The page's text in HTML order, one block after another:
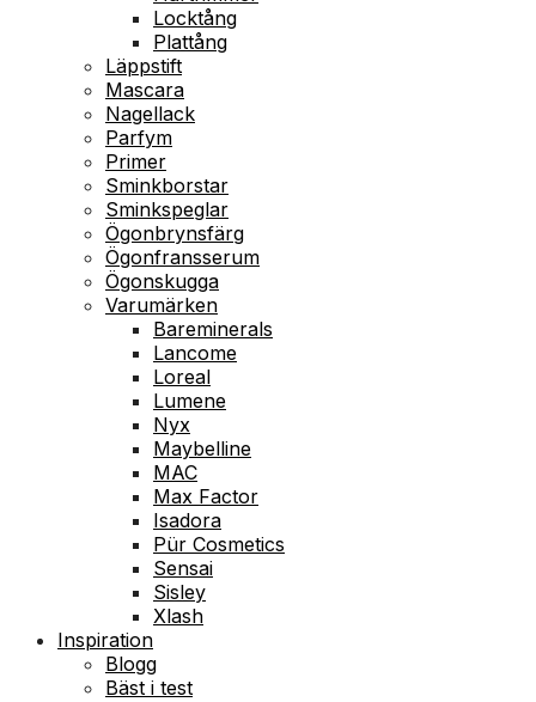
Locktång
Plattång
Läppstift
Mascara
Nagellack
Parfym
Primer
Sminkborstar
Sminkspeglar
Ögonbrynsfärg
Ögonfransserum
Ögonskugga
Varumärken
Bareminerals
Lancome
Loreal
Lumene
Nyx
Maybelline
MAC
Max Factor
Isadora
Pür Cosmetics
Sensai
Sisley
Xlash
Inspiration
Blogg
Bäst i test